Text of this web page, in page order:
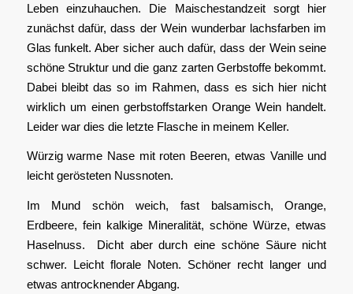
Leben einzuhauchen. Die Maischestandzeit sorgt hier
zunächst dafür, dass der Wein wunderbar lachsfarben im
Glas funkelt. Aber sicher auch dafür, dass der Wein seine
schöne Struktur und die ganz zarten Gerbstoffe bekommt.
Dabei bleibt das so im Rahmen, dass es sich hier nicht
wirklich um einen gerbstoffstarken Orange Wein handelt.
Leider war dies die letzte Flasche in meinem Keller.
Würzig warme Nase mit roten Beeren, etwas Vanille und
leicht gerösteten Nussnoten.
Im Mund schön weich, fast balsamisch, Orange,
Erdbeere, fein kalkige Mineralität, schöne Würze, etwas
Haselnuss. Dicht aber durch eine schöne Säure nicht
schwer. Leicht florale Noten. Schöner recht langer und
etwas antrocknender Abgang.